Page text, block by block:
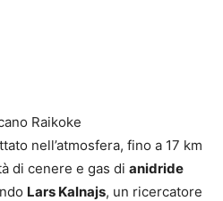
nell’atmosfera, fino a 17 km
di cenere e gas di anidride
Lars Kalnajs, un ricercatore